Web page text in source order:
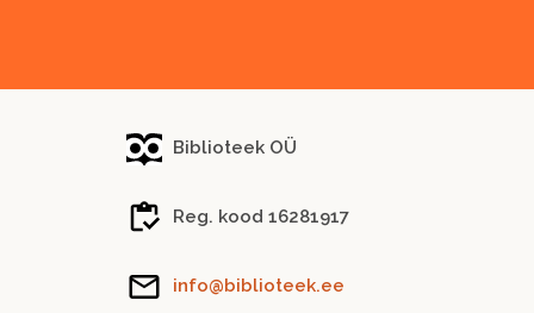
Biblioteek OÜ
Reg. kood 16281917
info@biblioteek.ee